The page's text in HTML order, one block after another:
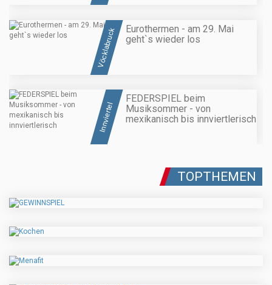
Vöcklabruck
Eurothermen - am 29. Mai
geht`s wieder los
Innviertel
FEDERSPIEL beim
Musiksommer - von
mexikanisch bis innviertlerisch
TOPTHEMEN